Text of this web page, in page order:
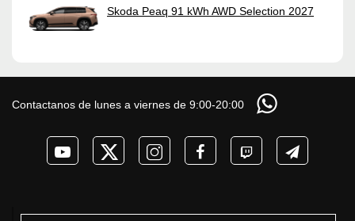
Skoda Peaq 91 kWh AWD Selection 2027
Contactanos de lunes a viernes de 9:00-20:00